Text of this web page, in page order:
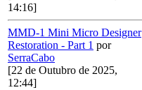
14:16]
MMD-1 Mini Micro Designer
Restoration - Part 1 por
SerraCabo
[22 de Outubro de 2025,
12:44]